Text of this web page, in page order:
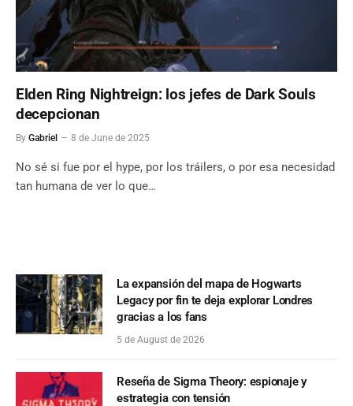
Elden Ring Nightreign: los jefes de Dark Souls
decepcionan
By Gabriel 8 de June de 2025
No sé si fue por el hype, por los tráilers, o por esa necesidad
tan humana de ver lo que…
La expansión del mapa de Hogwarts
Legacy por fin te deja explorar Londres
gracias a los fans
5 de August de 2026
Reseña de Sigma Theory: espionaje y
estrategia con tensión